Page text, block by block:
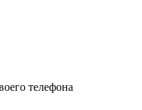
телефона